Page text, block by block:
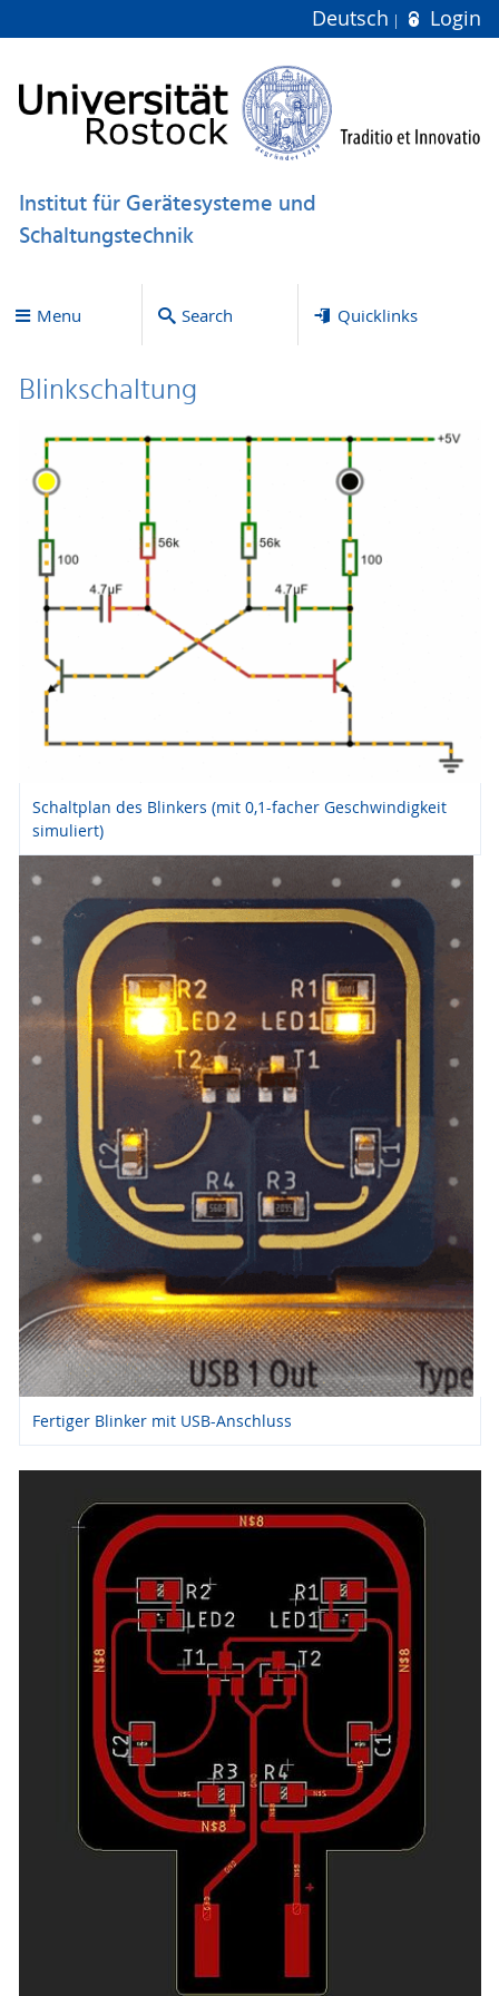
Deutsch Login
Institut für Gerätesysteme und
Schaltungstechnik
Menu Search Quicklinks
Blinkschaltung
Schaltplan des Blinkers (mit 0,1-facher Geschwindigkeit
simuliert)
Fertiger Blinker mit USB-Anschluss